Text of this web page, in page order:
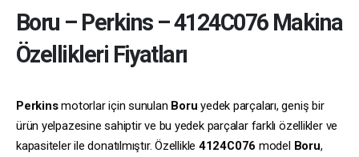
Boru – Perkins–4124C076Makina
Özellikleri Fiyatları
Perkinsmotorlar için sunulan Boru yedek parçaları, geniş bir
ürün yelpazesine sahiptir ve bu yedek parçalar farklı özellikler ve
kapasiteler ile donatılmıştır. Özellikle 4124C076 model Boru,